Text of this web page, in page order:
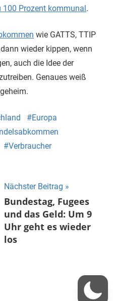
100 Prozent kommunal.
wie GATTS, TTIP
wieder kippen, wenn
auch die Idee der
Genaues weiß
Europa
Verbraucher
Nächster Beitrag
Bundestag, Fugees
und das Geld: Um 9
Uhr geht es wieder
los